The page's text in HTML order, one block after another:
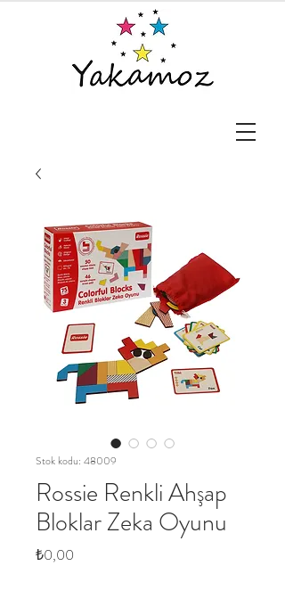
Stok kodu: 48009
Rossie Renkli Ahşap
Bloklar Zeka Oyunu
₺0,00